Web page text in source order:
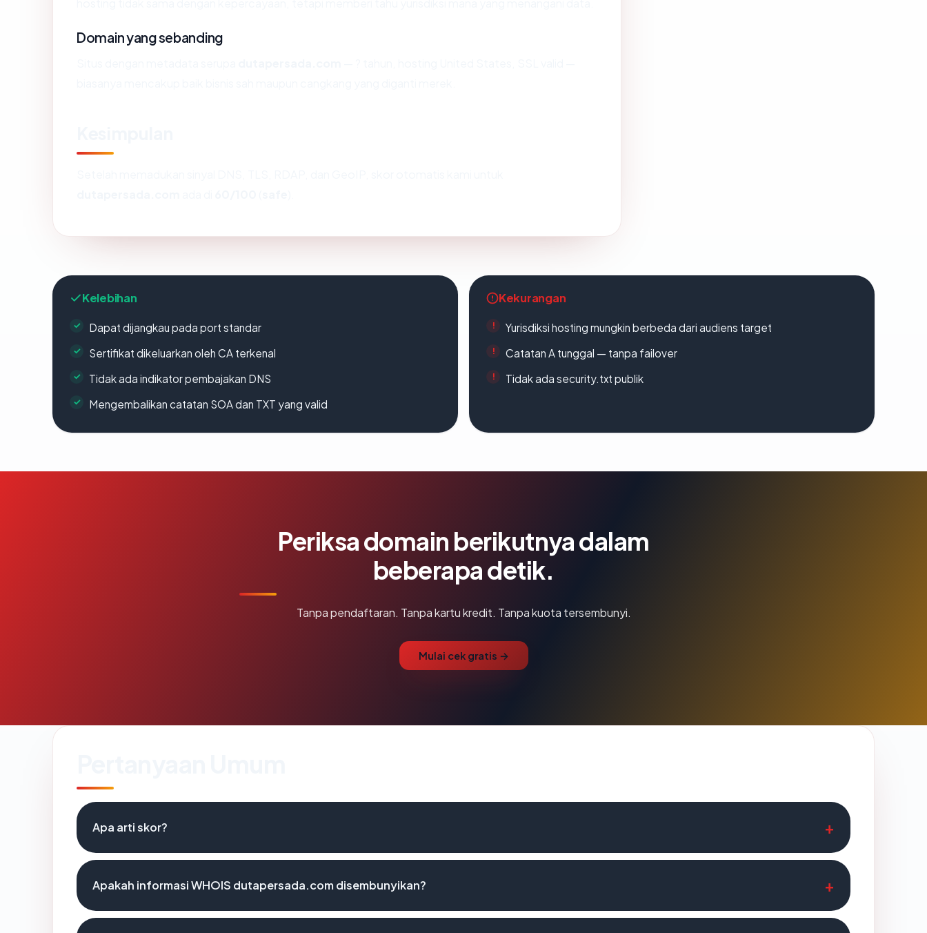
Domain yang sebanding
Kelebihan
Dapat dijangkau pada port standar
Sertifikat dikeluarkan oleh CA terkenal
Tidak ada indikator pembajakan DNS
Mengembalikan catatan SOA dan TXT yang valid
Kekurangan
Yurisdiksi hosting mungkin berbeda dari audiens target
Catatan A tunggal — tanpa failover
Tidak ada security.txt publik
Periksa domain berikutnya dalam
beberapa detik.
Tanpa pendaftaran. Tanpa kartu kredit. Tanpa kuota tersembunyi.
Mulai cek gratis →
Apa arti skor?
Apakah informasi WHOIS dutapersada.com disembunyikan?